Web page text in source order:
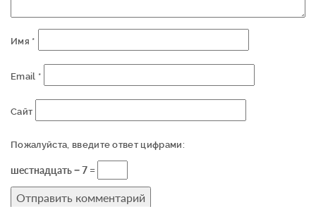
Имя *
Email *
Сайт
Пожалуйста, введите ответ цифрами:
шестнадцать − 7 =